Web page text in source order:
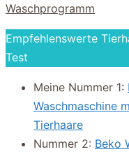
Waschprogramm
Empfehlenswerte
Test
Meine Nummer 1:
Waschmaschine
Tierhaare
Nummer 2: Beko